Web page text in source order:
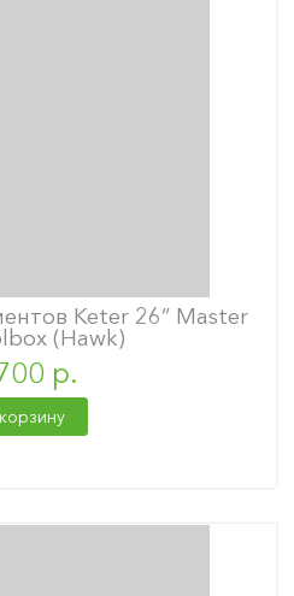
Keter 26” Master
(Hawk)
р.